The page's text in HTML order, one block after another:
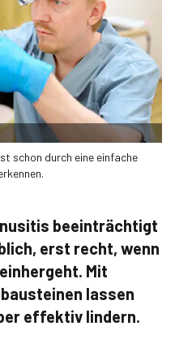
schon durch eine einfache
beeinträchtigt
erst recht, wenn
Mit
lassen
effektiv lindern.